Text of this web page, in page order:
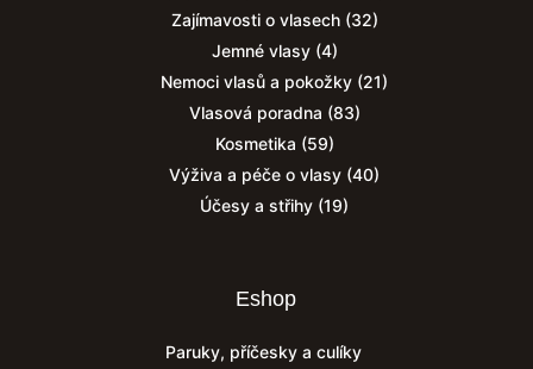
Zajímavosti o vlasech(32)
Jemné vlasy(4)
Nemoci vlasů a pokožky (21)
Vlasová poradna (83)
Kosmetika (59)
Výživa a péče o vlasy (40)
Účesy a střihy (19)
Eshop
Paruky, příčesky a culíky